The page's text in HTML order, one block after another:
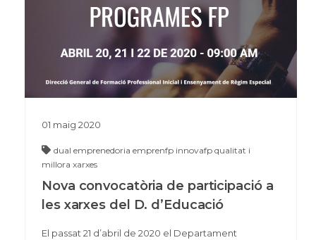
01 maig 2020
dual emprenedoria emprenfp innovafp qualitat i
millora xarxes
Nova convocatòria de participació a
les xarxes del D. d’Educació
El passat 21 d’abril de 2020 el Departament